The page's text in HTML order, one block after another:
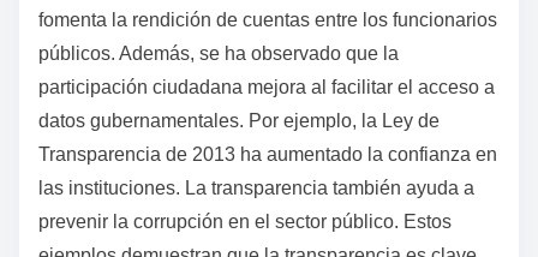
fomenta la rendición de cuentas entre los funcionarios
públicos. Además, se ha observado que la
participación ciudadana mejora al facilitar el acceso a
datos gubernamentales. Por ejemplo, la Ley de
Transparencia de 2013 ha aumentado la confianza en
las instituciones. La transparencia también ayuda a
prevenir la corrupción en el sector público. Estos